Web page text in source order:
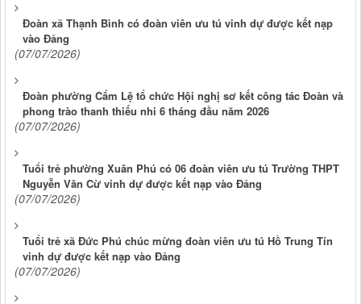
Đoàn xã Thạnh Bình có đoàn viên ưu tú vinh dự được kết nạp
vào Đảng
(07/07/2026)
Đoàn phường Cẩm Lệ tổ chức Hội nghị sơ kết công tác Đoàn và
phong trào thanh thiếu nhi 6 tháng đầu năm 2026
(07/07/2026)
Tuổi trẻ phường Xuân Phú có 06 đoàn viên ưu tú Trường THPT
Nguyễn Văn Cừ vinh dự được kết nạp vào Đảng
(07/07/2026)
Tuổi trẻ xã Đức Phú chúc mừng đoàn viên ưu tú Hồ Trung Tín
vinh dự được kết nạp vào Đảng
(07/07/2026)